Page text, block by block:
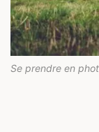
Se prendre en